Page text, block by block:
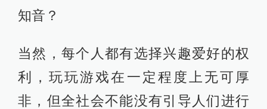
知音？
当然，每个人都有选择兴趣爱好的权
利，玩玩游戏在一定程度上无可厚
非，但全社会不能没有引导人们进行